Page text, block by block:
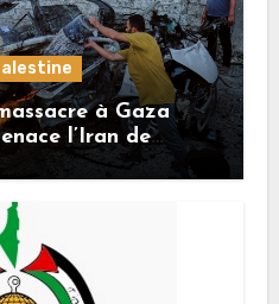
à Gaza
l’Iran de